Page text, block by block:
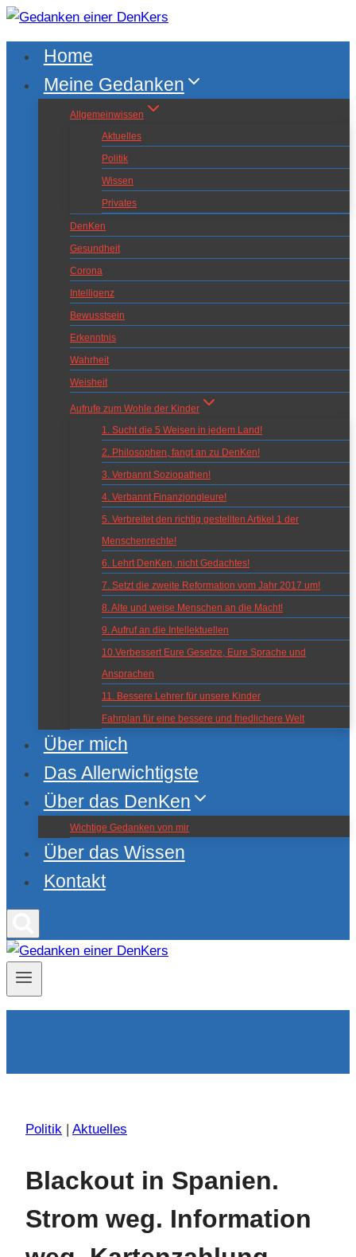
Zum
Inhalt
springenHome
Meine Gedanken
Allgemeinwissen
Aktuelles
Politik
Wissen
Privates
DenKen
Gesundheit
Corona
Intelligenz
Bewusstsein
Erkenntnis
Wahrheit
Weisheit
Aufrufe zum Wohle der Kinder
1. Sucht die 5 Weisen in jedem Land!
2. Philosophen, fangt an zu DenKen!
3. Verbannt Soziopathen!
4. Verbannt Finanzjongleure!
5. Verbreitet den richtig gestellten Artikel 1 der
Menschenrechte!
6. Lehrt DenKen, nicht Gedachtes!
7. Setzt die zweite Reformation vom Jahr 2017 um!
8. Alte und weise Menschen an die Macht!
9. Aufruf an die Intellektuellen
10.Verbessert Eure Gesetze, Eure Sprache und
Ansprachen
11. Bessere Lehrer für unsere Kinder
Fahrplan für eine bessere und friedlichere Welt
Über mich
Das Allerwichtigste
Über das DenKen
Wichtige Gedanken von mir
Über das Wissen
Kontakt
Politik Aktuelles
Blackout in Spanien.
Strom weg. Information